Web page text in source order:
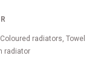
radiators, Towel
radiator